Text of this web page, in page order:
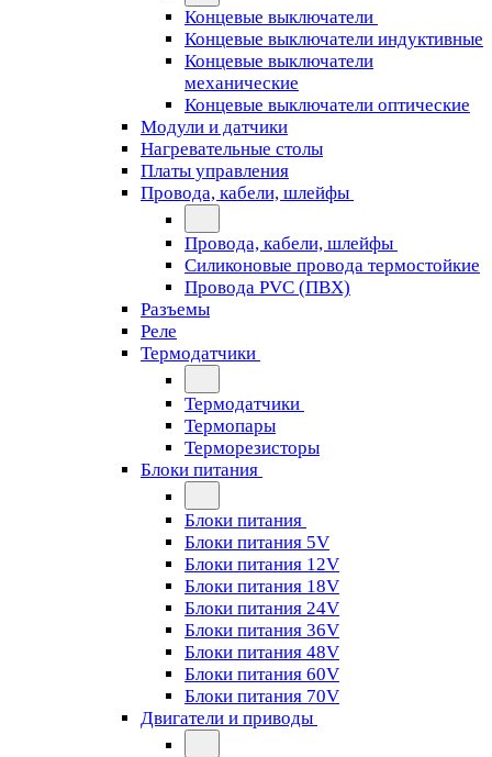
Концевые выключатели
Концевые выключатели индуктивные
Концевые выключатели
механические
Концевые выключатели оптические
Модули и датчики
Нагревательные столы
Платы управления
Провода, кабели, шлейфы
Провода, кабели, шлейфы
Силиконовые провода термостойкие
Провода PVC (ПВХ)
Разъемы
Реле
Термодатчики
Термодатчики
Термопары
Терморезисторы
Блоки питания
Блоки питания
Блоки питания 5V
Блоки питания 12V
Блоки питания 18V
Блоки питания 24V
Блоки питания 36V
Блоки питания 48V
Блоки питания 60V
Блоки питания 70V
Двигатели и приводы